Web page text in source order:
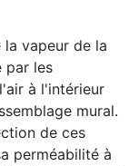
vapeur de la
par les
à l'intérieur
mural.
de ces
perméabilité à